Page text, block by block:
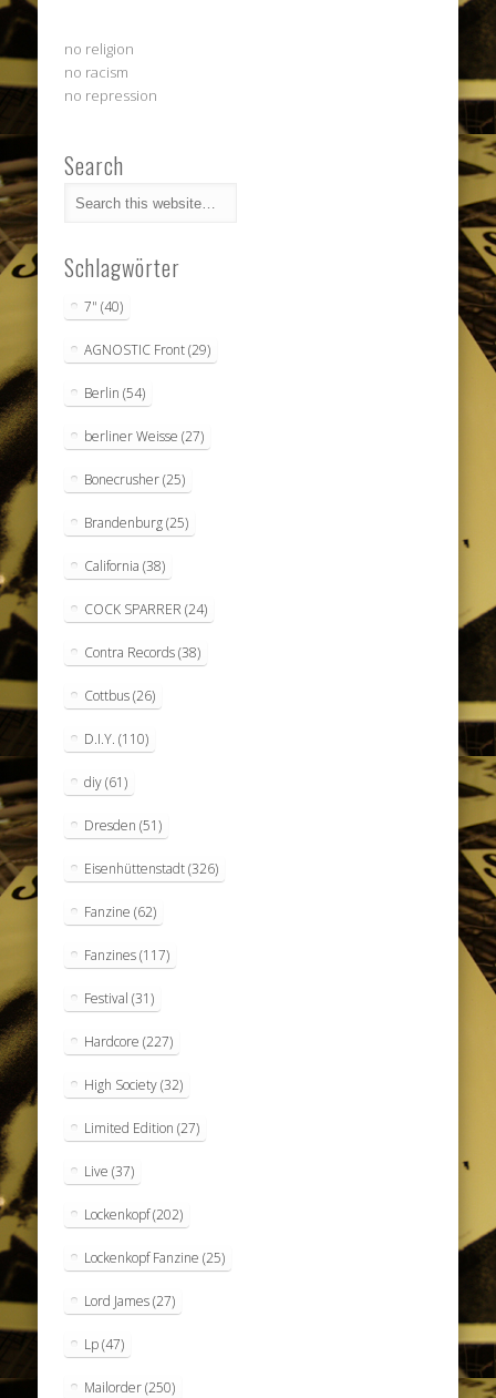
no religion
no racism
no repression
Search
Schlagwörter
7" (40)
AGNOSTIC Front(29)
Berlin (54)
berliner Weisse (27)
Bonecrusher(25)
Brandenburg(25)
California (38)
COCK SPARRER (24)
Contra Records(38)
Cottbus(26)
D.I.Y. (110)
diy(61)
Dresden (51)
Eisenhüttenstadt(326)
Fanzine (62)
Fanzines(117)
Festival (31)
Hardcore (227)
High Society(32)
Limited Edition (27)
Live (37)
Lockenkopf(202)
Lockenkopf Fanzine (25)
Lord James(27)
Lp(47)
Mailorder(250)